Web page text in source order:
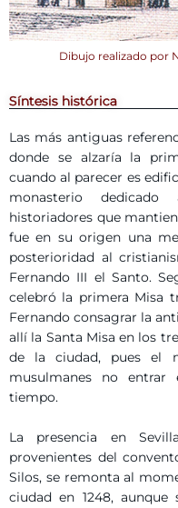
Dibujo realizado por
Síntesis histórica
Las más antiguas
donde se alzaría la
cuando al parecer es
monasterio
historiadores que
fue en su origen una
posterioridad al
Fernando III el Santo.
celebró la primera Misa
Fernando consagrar la
allí la Santa Misa en los
de la ciudad, pues el
musulmanes no
tiempo.
La presencia en
provenientes del
Silos, se remonta al
ciudad en 1248, aunque